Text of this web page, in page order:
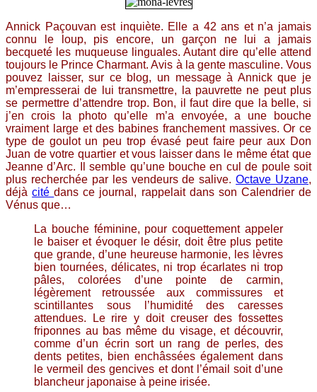
Annick Paçouvan est inquiète. Elle a 42 ans et n’a jamais
connu le loup, pis encore, un garçon ne lui a jamais
becqueté les muqueuse linguales. Autant dire qu’elle attend
toujours le Prince Charmant. Avis à la gente masculine. Vous
pouvez laisser, sur ce blog, un message à Annick que je
m’empresserai de lui transmettre, la pauvrette ne peut plus
se permettre d’attendre trop. Bon, il faut dire que la belle, si
j’en crois la photo qu’elle m’a envoyée, a une bouche
vraiment large et des babines franchement massives. Or ce
type de goulot un peu trop évasé peut faire peur aux Don
Juan de votre quartier et vous laisser dans le même état que
Jeanne d’Arc. Il semble qu’une bouche en cul de poule soit
plus recherchée par les vendeurs de salive.Octave Uzane,
déjàcitédans ce journal, rappelait dans son Calendrier de
Vénus que…
La bouche féminine, pour coquettement appeler
le baiser et évoquer le désir, doit être plus petite
que grande, d’une heureuse harmonie, les lèvres
bien tournées, délicates, ni trop écarlates ni trop
pâles, colorées d’une pointe de carmin,
légèrement retroussée aux commissures et
scintillantes sous l’humidité des caresses
attendues. Le rire y doit creuser des fossettes
friponnes au bas même du visage, et découvrir,
comme d’un écrin sort un rang de perles, des
dents petites, bien enchâssées également dans
le vermeil des gencives et dont l’émail soit d’une
blancheur japonaise à peine irisée.